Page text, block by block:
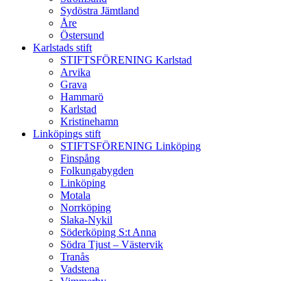
Sydöstra Jämtland
Åre
Östersund
Karlstads stift
STIFTSFÖRENING Karlstad
Arvika
Grava
Hammarö
Karlstad
Kristinehamn
Linköpings stift
STIFTSFÖRENING Linköping
Finspång
Folkungabygden
Linköping
Motala
Norrköping
Slaka-Nykil
Söderköping S:t Anna
Södra Tjust – Västervik
Tranås
Vadstena